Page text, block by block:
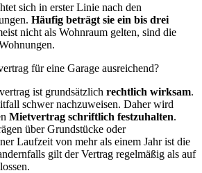
sich in erster Linie nach den
Häufig beträgt sie ein bis drei
nicht als Wohnraum gelten, sind die
für eine Garage ausreichend?
ist grundsätzlich rechtlich wirksam.
schwer nachzuweisen. Daher wird
Mietvertrag schriftlich festzuhalten.
über Grundstücke oder
Laufzeit von mehr als einem Jahr ist die
gilt der Vertrag regelmäßig als auf